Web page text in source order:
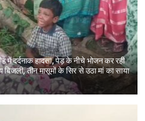
में दर्दनाक हादसा, पेड़ के नीचे भोजन कर रही
बिजली, तीन मासूमों के सिर से उठा मां का साया